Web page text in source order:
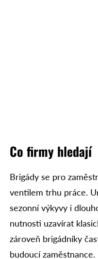
Co firmy hledají
Brigády se pro
ventilem trhu práce.
sezonní výkyvy i
nutnosti uzavírat
zároveň brigádníky
budoucí zaměstnance.